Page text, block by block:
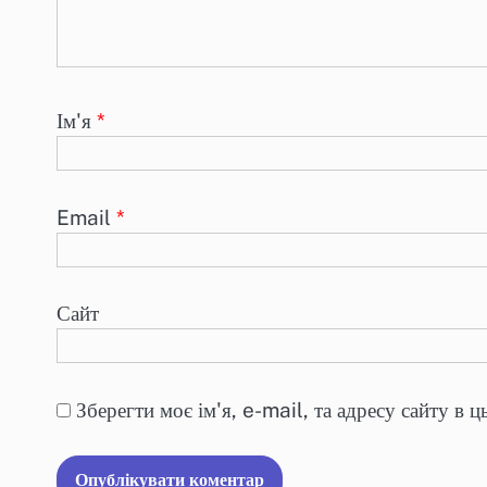
Ім'я *
Email *
Сайт
Зберегти моє ім'я, e-mail, та адресу сайту в